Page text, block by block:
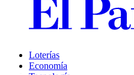
Loterías
Economía